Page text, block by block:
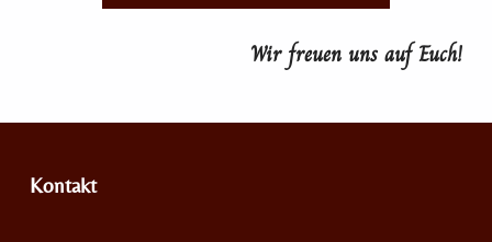
Wir freuen uns auf Euch!
Kontakt